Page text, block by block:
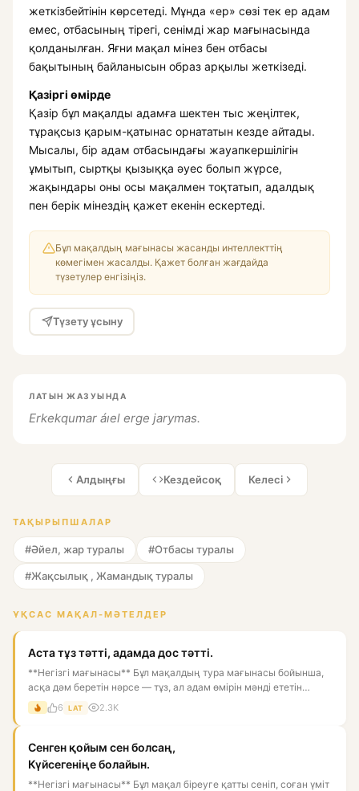
жеткізбейтінін көрсетеді. Мұнда «ер» сөзі тек ер адам
емес, отбасының тірегі, сенімді жар мағынасында
қолданылған. Яғни мақал мінез бен отбасы
бақытының байланысын образ арқылы жеткізеді.
Қазіргі өмірде
Қазір бұл мақалды адамға шектен тыс жеңілтек,
тұрақсыз қарым-қатынас орнататын кезде айтады.
Мысалы, бір адам отбасындағы жауапкершілігін
ұмытып, сыртқы қызыққа әуес болып жүрсе,
жақындары оны осы мақалмен тоқтатып, адалдық
пен берік мінездің қажет екенін ескертеді.
Бұл мақалдың мағынасы жасанды интеллекттің
көмегімен жасалды. Қажет болған жағдайда
түзетулер енгізіңіз.
Түзету ұсыну
ЛАТЫН ЖАЗУЫНДА
Erkekqumar áıel erge jarymas.
Алдыңғы Кездейсоқ Келесі
ТАҚЫРЫПШАЛАР
#Әйел, жар туралы #Отбасы туралы
#Жақсылық , Жамандық туралы
ҰҚСАС МАҚАЛ-МӘТЕЛДЕР
Аста тұз тәтті, адамда дос тәтті.
**Негізгі мағынасы** Бұл мақалдың тура мағынасы бойынша,
асқа дәм беретін нәрсе — тұз, ал адам өмірін мәнді ететін
нәрс...
6 LAT 2.3K
Сенген қойым сен болсаң,
Күйсегеніңе болайын.
**Негізгі мағынасы** Бұл мақал біреуге қатты сеніп, соған үміт